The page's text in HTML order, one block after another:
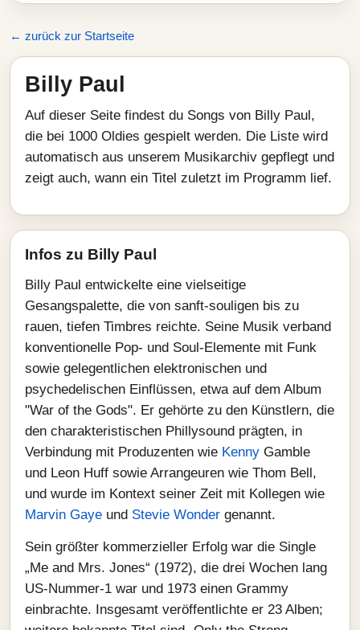
← zurück zur Startseite
Billy Paul
Auf dieser Seite findest du Songs von Billy Paul,
die bei 1000 Oldies gespielt werden. Die Liste wird
automatisch aus unserem Musikarchiv gepflegt und
zeigt auch, wann ein Titel zuletzt im Programm lief.
Infos zu Billy Paul
Billy Paul entwickelte eine vielseitige
Gesangspalette, die von sanft-souligen bis zu
rauen, tiefen Timbres reichte. Seine Musik verband
konventionelle Pop‑ und Soul‑Elemente mit Funk
sowie gelegentlichen elektronischen und
psychedelischen Einflüssen, etwa auf dem Album
"War of the Gods". Er gehörte zu den Künstlern, die
den charakteristischen Phillysound prägten, in
Verbindung mit Produzenten wie Kenny Gamble
und Leon Huff sowie Arrangeuren wie Thom Bell,
und wurde im Kontext seiner Zeit mit Kollegen wie
Marvin Gaye und Stevie Wonder genannt.
Sein größter kommerzieller Erfolg war die Single
„Me and Mrs. Jones“ (1972), die drei Wochen lang
US‑Nummer‑1 war und 1973 einen Grammy
einbrachte. Insgesamt veröffentlichte er 23 Alben;